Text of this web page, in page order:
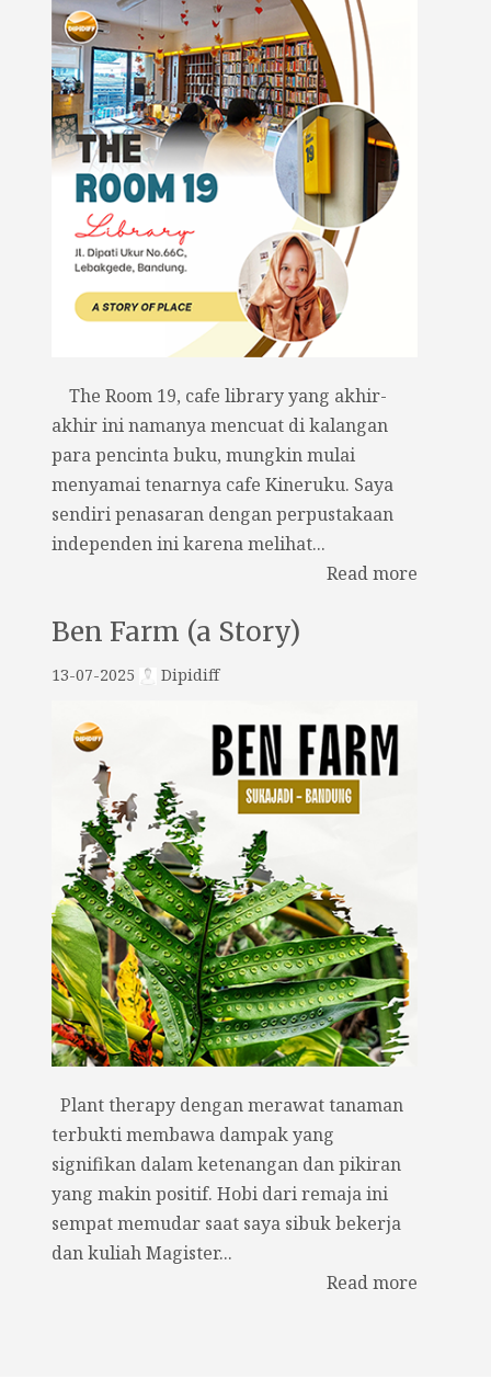
The Room 19, cafe library yang akhir-
akhir ini namanya mencuat di kalangan
para pencinta buku, mungkin mulai
menyamai tenarnya cafe Kineruku. Saya
sendiri penasaran dengan perpustakaan
independen ini karena melihat...
Read more
Ben Farm (a Story)
13-07-2025 Dipidiff
Plant therapy dengan merawat tanaman
terbukti membawa dampak yang
signifikan dalam ketenangan dan pikiran
yang makin positif. Hobi dari remaja ini
sempat memudar saat saya sibuk bekerja
dan kuliah Magister...
Read more